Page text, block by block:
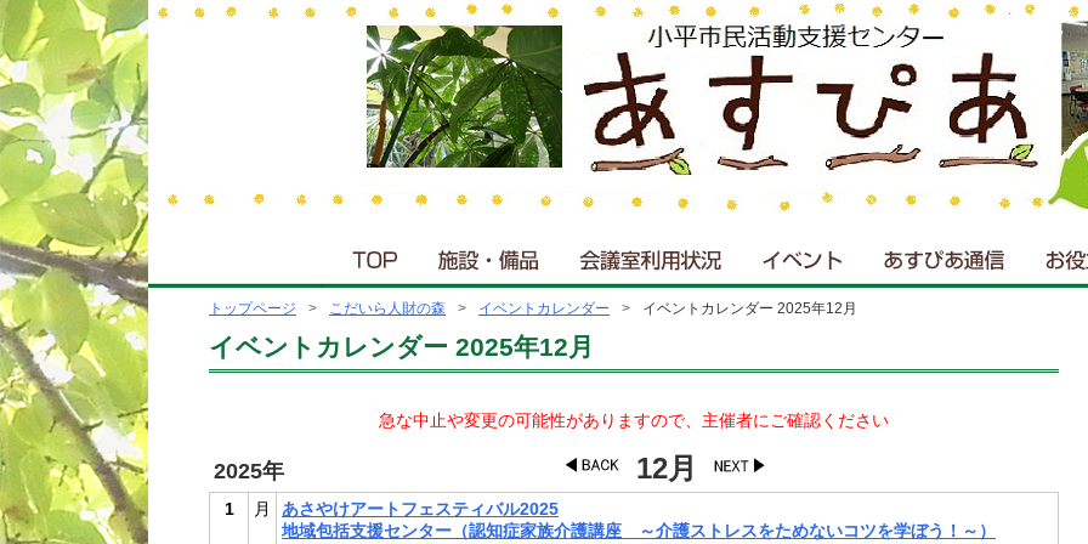
トップページ こだいら人財の森 イベントカレンダー イベントカレンダー 2025年12月
イベントカレンダー 2025年12月
急な中止や変更の可能性がありますので、主催者にご確認ください
2025年 12月
1 月
あさやけアートフェスティバル2025
地域包括支援センター（認知症家族介護講座 ～介護ストレスをためないコツを学ぼう！～）